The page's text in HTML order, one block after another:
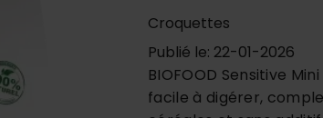
Croquettes
Publié le: 22-01-2026
BIOFOOD Sensitive
facile à digérer,